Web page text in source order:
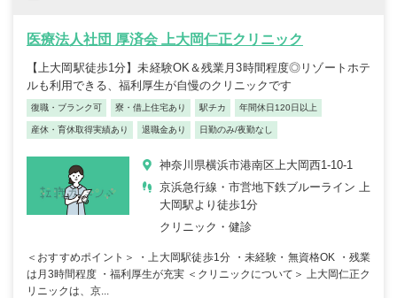
医療法人社団 厚済会 上大岡仁正クリニック
【上大岡駅徒歩1分】未経験OK＆残業月3時間程度◎リゾートホテ
ルも利用できる、福利厚生が自慢のクリニックです
復職・ブランク可 寮・借上住宅あり 駅チカ 年間休日120日以上
産休・育休取得実績あり 退職金あり 日勤のみ/夜勤なし
神奈川県横浜市港南区上大岡西1-10-1
京浜急行線・市営地下鉄ブルーライン 上
大岡駅より徒歩1分
クリニック・健診
＜おすすめポイント＞ ・上大岡駅徒歩1分 ・未経験・無資格OK ・残業
は月3時間程度 ・福利厚生が充実 ＜クリニックについて＞ 上大岡仁正ク
リニックは、京...